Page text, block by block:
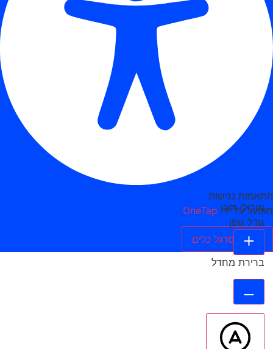
התאמות נגישות
מופעל על ידי OneTap
הסתר סרגל כלים
מודולי תוכן
גודל גופן
ברירת מחדל